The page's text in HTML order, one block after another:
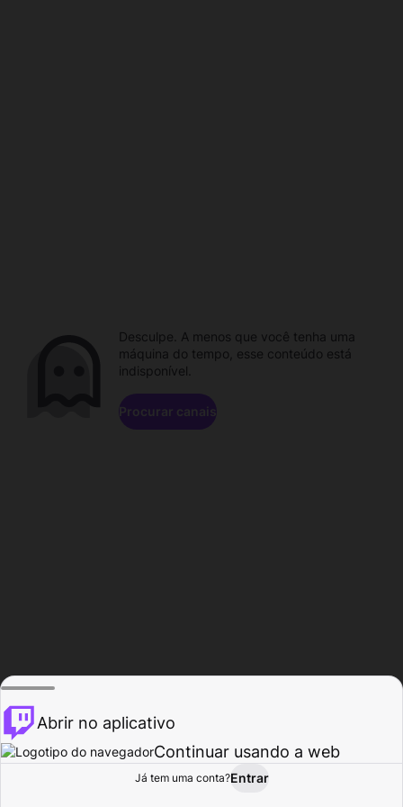
Procurar Atividade
Desculpe. A menos que você tenha uma
máquina do tempo, esse conteúdo está
indisponível.
Procurar canais
Abrir no aplicativo
Continuar usando a web
Já tem uma conta?Entrar